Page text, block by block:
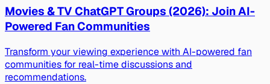
Movies & TV ChatGPT Groups (2026): Join AI-
Powered Fan Communities
Transform your viewing experience with AI-powered fan
communities for real-time discussions and
recommendations.